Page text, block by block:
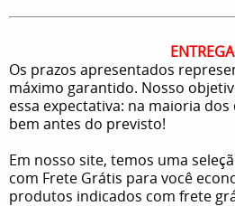
ENTREGA
Os prazos apresentados
máximo garantido. Nosso
essa expectativa: na maioria dos
bem antes do previsto!
Em nosso site, temos uma
com Frete Grátis para você
produtos indicados com frete